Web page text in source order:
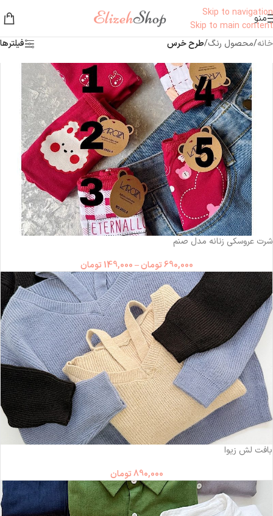
Skip to navigation
Skip to main content
منو
خانه/محصول رنگ/طرح خرس فیلترها
شرت عروسکی زنانه مدل صنم
690,000تومان–
149,000 تومان
بافت لش زیوا
890,000تومان